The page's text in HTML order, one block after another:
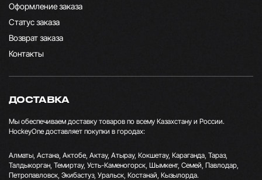
Оформление заказа
Статус заказа
Возврат заказа
Контакты
ДОСТАВКА
Мы обеспечиваем доставку товаров по всему Казахстану и России.
HockeyOne доставляет покупки в городах:
Алматы, Астана, Актобе, Актау, Атырау, Кокшетау, Караганда, Тараз,
Талдыкорган, Темиртау, Усть-Каменогорск, Шымкент, Семей, Павлодар,
Петропавловск, Экибастуз, Уральск, Костанай, Кызылорда.